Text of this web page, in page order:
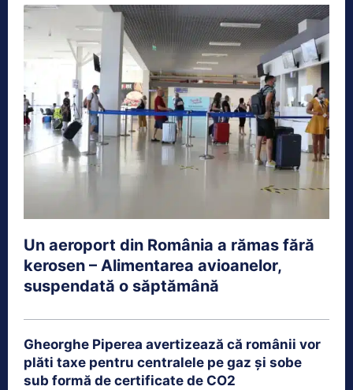
Un aeroport din România a rămas fără
kerosen – Alimentarea avioanelor,
suspendată o săptămână
Gheorghe Piperea avertizează că românii vor
plăti taxe pentru centralele pe gaz și sobe
sub formă de certificate de CO2